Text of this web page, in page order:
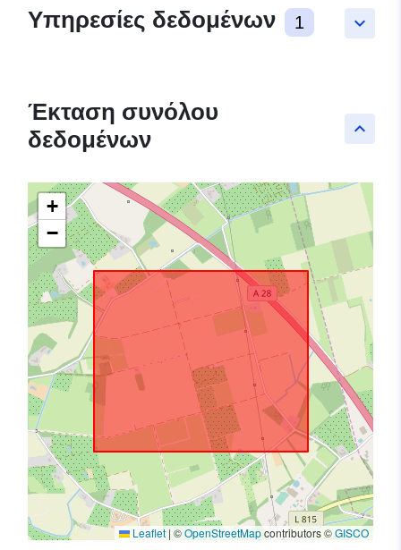
keyboard_arrow_down
Υπηρεσίες δεδομένων 1
keyboard_arrow_up
Έκταση συνόλου
δεδομένων
+
−
Leaflet | ©OpenStreetMapcontributors ©GISCO